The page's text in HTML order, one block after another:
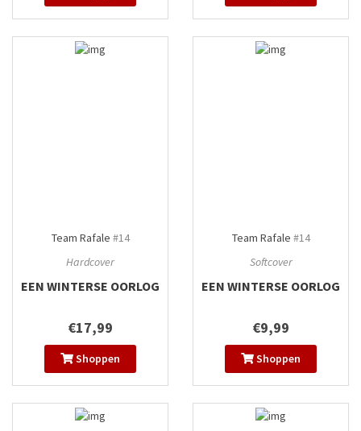
Team Rafale #14
Hardcover
EEN WINTERSE OORLOG
€17,99
Shoppen
Team Rafale #14
Softcover
EEN WINTERSE OORLOG
€9,99
Shoppen